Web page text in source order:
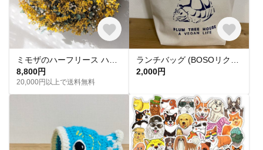
8,800円
20,000円以上で送料無料
2,000円